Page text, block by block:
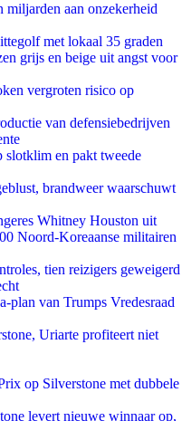
miljarden aan onzekerheid
met lokaal 35 graden
grijs en beige uit angst voor
vergroten risico op
van defensiebedrijven
en pakt tweede
brandweer waarschuwt
Whitney Houston uit
Noord-Koreaanse militairen
tien reizigers geweigerd
plan van Trumps Vredesraad
Uriarte profiteert niet
op Silverstone met dubbele
levert nieuwe winnaar op,